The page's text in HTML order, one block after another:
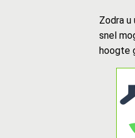
Zodra
snel
hoogte